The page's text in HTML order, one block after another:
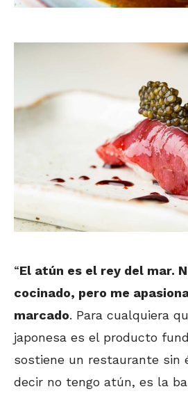
“El atún es el rey del mar.
cocinado, pero me
marcado. Para cualquiera
japonesa es el producto
sostiene un restaurante sin
decir no tengo atún, es la